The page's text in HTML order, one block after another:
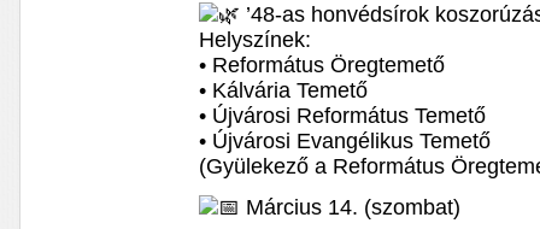
’48-as honvédsírok
Helyszínek:
• Református Öregtemető
• Kálvária Temető
• Újvárosi Református Temető
• Újvárosi Evangélikus Temető
(Gyülekező a Református
Március 14. (szombat)